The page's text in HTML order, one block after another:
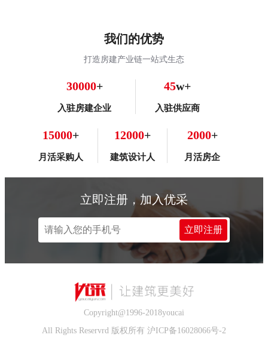
我们的优势
打造房建产业链一站式生态
30000+
入驻房建企业
45w+
入驻供应商
15000+
月活采购人
12000+
建筑设计人
2000+
月活房企
立即注册，加入优采
立即注册
Copyright@1996-2018youcai
All Rights Reservrd 版权所有 沪ICP备16028066号-2